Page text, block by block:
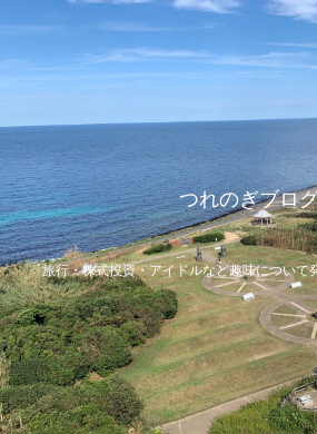
つれのぎブロ
旅行・株式投資・アイドルなど趣味について